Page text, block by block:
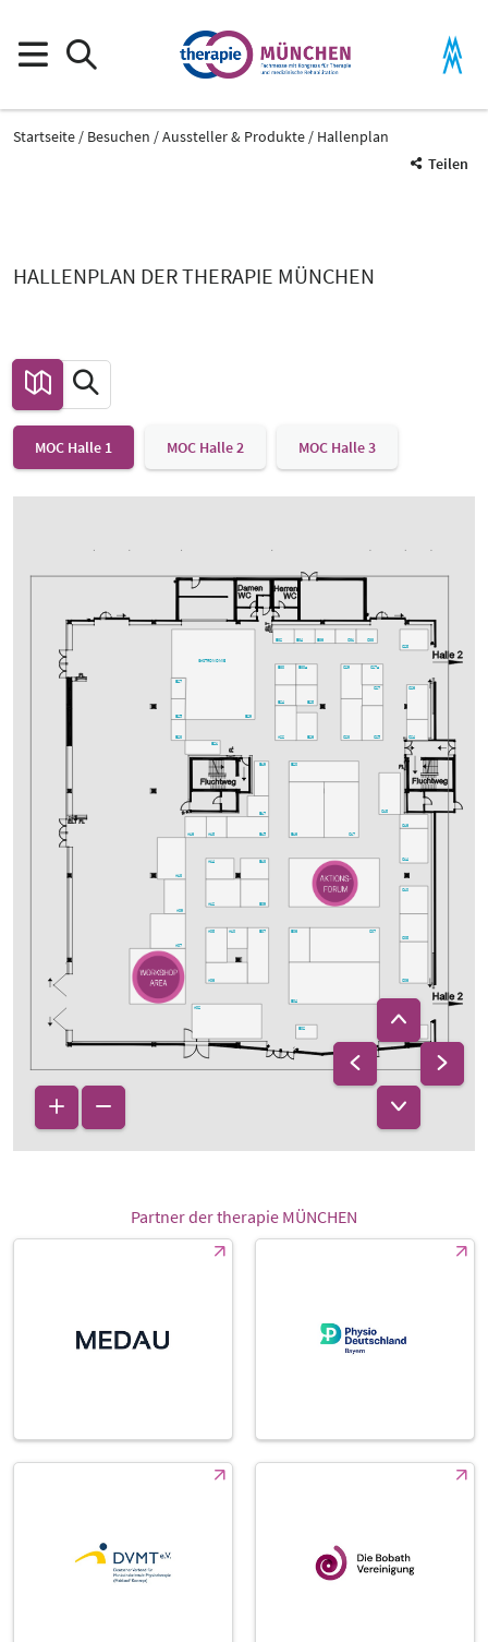
Startseite Besuchen Aussteller & Produkte
Hallenplan
Teilen
HALLENPLAN DER THERAPIE MÜNCHEN
MOC Halle 1 MOC Halle 2 MOC Halle 3
C27
C23
C29
B21
B36
B25
C14
B34
B24
B30
B28
B26
B30a
A06
A02
C31
B02
A18
B06
C18
B27
A10
A08
C27a
A09
A07
A13
B17
B15
A16
C24
B07
A12
A14
C33
C26
C06
B20
C08
C07
B29
GASTRONOMIE
C17
B16
B19
B23 A22
B04
B09
C10
C16
C28
C25
B32
B13
Partner der therapie MÜNCHEN